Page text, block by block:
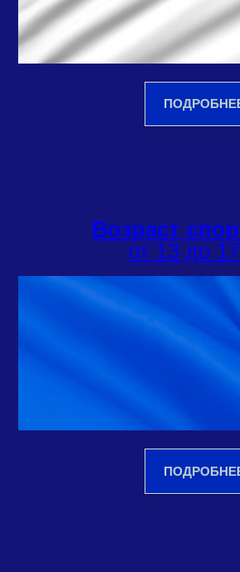
Возраст
от 13 до